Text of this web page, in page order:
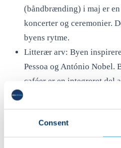
Consent
(båndbrænding) i maj er
koncerter og ceremonier.
byens rytme.
Litterær arv: Byen
Pessoa og António Nobel.
caféer er en integreret del
kajakleje og grønne
Nacional do Choupal
minutter fra centrum.